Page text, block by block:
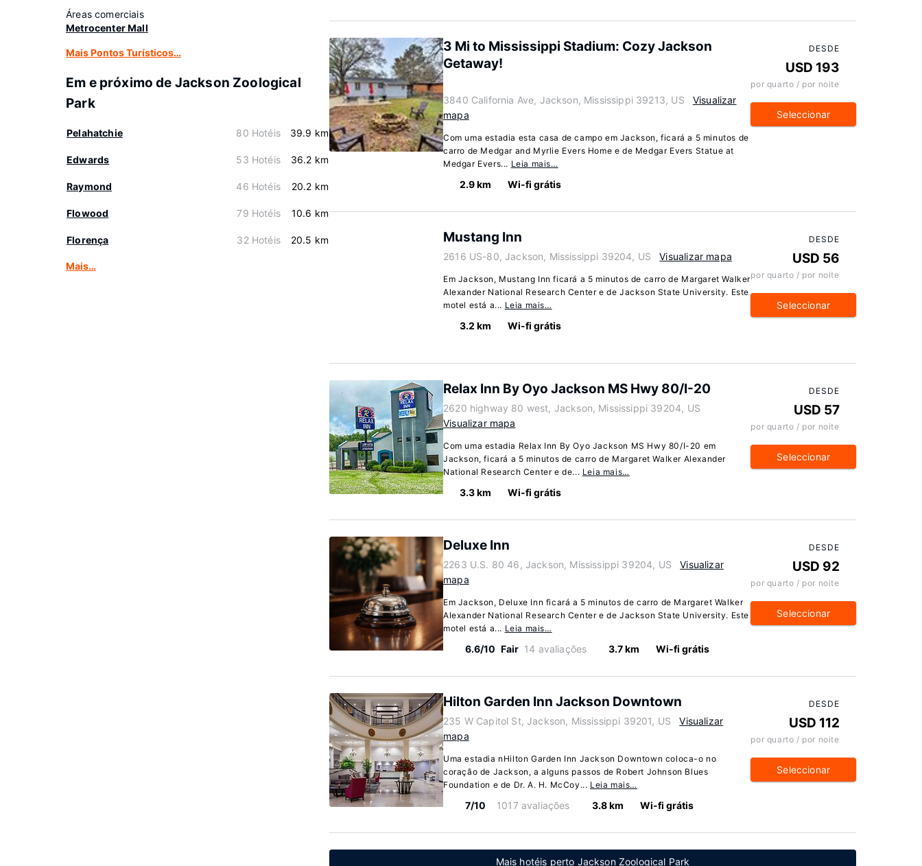
Áreas comerciais
Metrocenter Mall
Mais Pontos Turísticos…
Em e próximo de Jackson Zoological
Park
Pelahatchie 80 Hotéis 39.9 km
Edwards 53 Hotéis 36.2 km
Raymond 46 Hotéis 20.2 km
Flowood 79 Hotéis 10.6 km
Florença 32 Hotéis 20.5 km
Mais…
3 Mi to Mississippi Stadium: Cozy Jackson
Getaway!
3840 California Ave, Jackson, Mississippi 39213, US
Visualizar
mapa
Com uma estadia esta casa de campo em Jackson, ficará a 5 minutos de
carro de Medgar and Myrlie Evers Home e de Medgar Evers Statue at
Medgar Evers... Leia mais…
2.9 km Wi-fi grátis
DESDE
USD 193
por quarto / por noite
Seleccionar
Mustang Inn
2616 US-80, Jackson, Mississippi 39204, US Visualizar mapa
Em Jackson, Mustang Inn ficará a 5 minutos de carro de Margaret Walker
Alexander National Research Center e de Jackson State University. Este
motel está a... Leia mais…
3.2 km Wi-fi grátis
DESDE
USD 56
por quarto / por noite
Seleccionar
Relax Inn By Oyo Jackson MS Hwy 80/I-20
2620 highway 80 west, Jackson, Mississippi 39204, US
Visualizar mapa
Com uma estadia Relax Inn By Oyo Jackson MS Hwy 80/I-20 em
Jackson, ficará a 5 minutos de carro de Margaret Walker Alexander
National Research Center e de... Leia mais…
3.3 km Wi-fi grátis
DESDE
USD 57
por quarto / por noite
Seleccionar
Deluxe Inn
2263 U.S. 80 46, Jackson, Mississippi 39204, US
Visualizar
mapa
Em Jackson, Deluxe Inn ficará a 5 minutos de carro de Margaret Walker
Alexander National Research Center e de Jackson State University. Este
motel está a... Leia mais…
6.6/10 Fair 14 avaliações 3.7 km Wi-fi grátis
DESDE
USD 92
por quarto / por noite
Seleccionar
Hilton Garden Inn Jackson Downtown
235 W Capitol St, Jackson, Mississippi 39201, US
Visualizar
mapa
Uma estadia nHilton Garden Inn Jackson Downtown coloca-o no
coração de Jackson, a alguns passos de Robert Johnson Blues
Foundation e de Dr. A. H. McCoy... Leia mais…
7/10 1017 avaliações 3.8 km Wi-fi grátis
DESDE
USD 112
por quarto / por noite
Seleccionar
Mais hotéis perto Jackson Zoological Park